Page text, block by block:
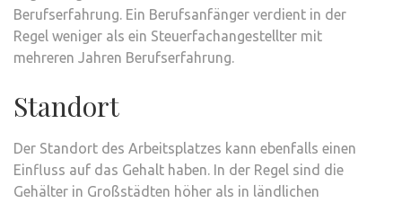
Berufserfahrung. Ein Berufsanfänger verdient in der
Regel weniger als ein Steuerfachangestellter mit
mehreren Jahren Berufserfahrung.
Standort
Der Standort des Arbeitsplatzes kann ebenfalls einen
Einfluss auf das Gehalt haben. In der Regel sind die
Gehälter in Großstädten höher als in ländlichen